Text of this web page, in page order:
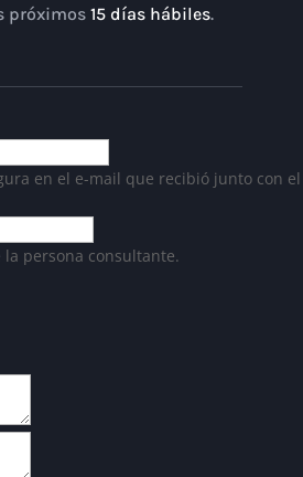
próximos 15 días hábiles.
en el e-mail que recibió junto con el
persona consultante.